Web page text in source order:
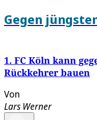
Gegen
1. FC Köln kann
Rückkehrer bauen
Von
Lars Werner